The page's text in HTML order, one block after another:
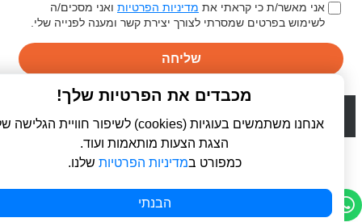
אני מאשר/ת כי קראתי אתמדיניות הפרטיותואני מסכים/ה
לשימוש בפרטים שמסרתי לצורך יצירת קשר ומענה לפנייה שלי.
שליחה
WebDigital | וובדיגיטל - עיצוב ובניית אתרים
מכבדים את הפרטיות שלך!
אנחנו משתמשים בעוגיות (cookies) לשיפור חוויית הגלישה שלך,
הצגת הצעות מותאמות ועוד.
כמפורט במדיניות הפרטיותשלנו.
הבנתי